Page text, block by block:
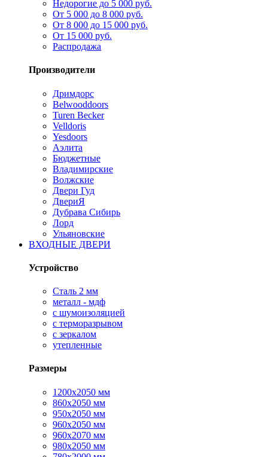
Недорогие до 5 000 руб.
От 5 000 до 8 000 руб.
От 8 000 до 15 000 руб.
От 15 000 руб.
Распродажа
Производители
Дримдорс
Belwooddoors
Turen Becker
Velldoris
Yesdoors
Аэлита
Бюджетные
Владимирские
Волжские
Двери Гуд
ДвериЯ
Дубрава Сибирь
Лорд
Ульяновские
ВХОДНЫЕ ДВЕРИ
Устройство
Сталь 2 мм
металл - мдф
с шумоизоляцией
с терморазрывом
с зеркалом
утепленные
Размеры
1200х2050 мм
860х2050 мм
950х2050 мм
960х2050 мм
960х2070 мм
980х2050 мм